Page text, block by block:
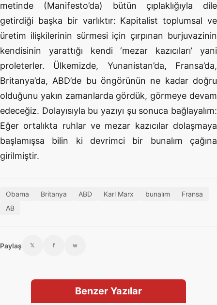
metinde (Manifesto’da) bütün çıplaklığıyla dile
getirdiği başka bir varlıktır: Kapitalist toplumsal ve
üretim ilişkilerinin sürmesi için çırpınan burjuvazinin
kendisinin yarattığı kendi ‘mezar kazıcıları’ yani
proleterler. Ülkemizde, Yunanistan’da, Fransa’da,
Britanya’da, ABD’de bu öngörünün ne kadar doğru
olduğunu yakın zamanlarda gördük, görmeye devam
edeceğiz. Dolayısıyla bu yazıyı şu sonuca bağlayalım:
Eğer ortalıkta ruhlar ve mezar kazıcılar dolaşmaya
başlamışsa bilin ki devrimci bir bunalım çağına
girilmiştir.
Obama Britanya ABD Karl Marx bunalım
Fransa
AB
Paylaş 𝕏 f w
Benzer Yazılar